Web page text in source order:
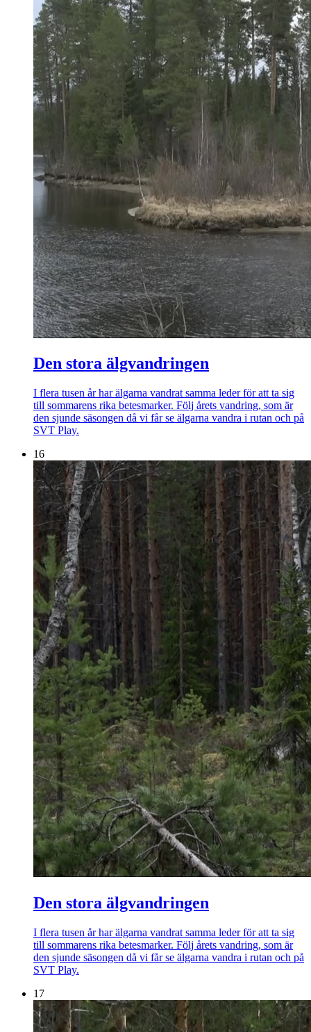
Den stora älgvandringen
I flera tusen år har älgarna vandrat samma leder för att ta sig
till sommarens rika betesmarker. Följ årets vandring, som är
den sjunde säsongen då vi får se älgarna vandra i rutan och på
SVT Play.
16
Den stora älgvandringen
I flera tusen år har älgarna vandrat samma leder för att ta sig
till sommarens rika betesmarker. Följ årets vandring, som är
den sjunde säsongen då vi får se älgarna vandra i rutan och på
SVT Play.
17